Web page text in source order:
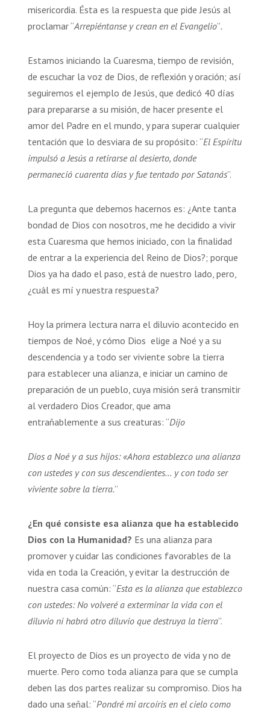
misericordia. Ésta es la respuesta que pide Jesús al
proclamar “Arrepiéntanse y crean en el Evangelio”.
Estamos iniciando la Cuaresma, tiempo de revisión,
de escuchar la voz de Dios, de reflexión y oración; así
seguiremos el ejemplo de Jesús, que dedicó 40 días
para prepararse a su misión, de hacer presente el
amor del Padre en el mundo, y para superar cualquier
tentación que lo desviara de su propósito: “El Espíritu
impulsó a Jesús a retirarse al desierto, donde
permaneció cuarenta días y fue tentado por Satanás”.
La pregunta que debemos hacernos es: ¿Ante tanta
bondad de Dios con nosotros, me he decidido a vivir
esta Cuaresma que hemos iniciado, con la finalidad
de entrar a la experiencia del Reino de Dios?; porque
Dios ya ha dado el paso, está de nuestro lado, pero,
¿cuál es mí y nuestra respuesta?
Hoy la primera lectura narra el diluvio acontecido en
tiempos de Noé, y cómo Dios elige a Noé y a su
descendencia y a todo ser viviente sobre la tierra
para establecer una alianza, e iniciar un camino de
preparación de un pueblo, cuya misión será transmitir
al verdadero Dios Creador, que ama
entrañablemente a sus creaturas: “Dijo
Dios a Noé y a sus hijos: «Ahora establezco una alianza
con ustedes y con sus descendientes… y con todo ser
viviente sobre la tierra.”
¿En qué consiste esa alianza que ha establecido
Dios con la Humanidad? Es una alianza para
promover y cuidar las condiciones favorables de la
vida en toda la Creación, y evitar la destrucción de
nuestra casa común: “Esta es la alianza que establezco
con ustedes: No volveré a exterminar la vida con el
diluvio ni habrá otro diluvio que destruya la tierra”.
El proyecto de Dios es un proyecto de vida y no de
muerte. Pero como toda alianza para que se cumpla
deben las dos partes realizar su compromiso. Dios ha
dado una señal: “Pondré mi arcoíris en el cielo como